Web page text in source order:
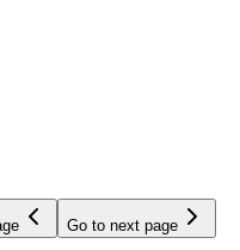
Go to next page